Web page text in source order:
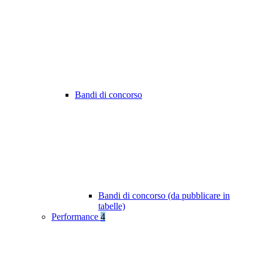
Bandi di concorso
Bandi di concorso (da pubblicare in
tabelle)
Performance 4